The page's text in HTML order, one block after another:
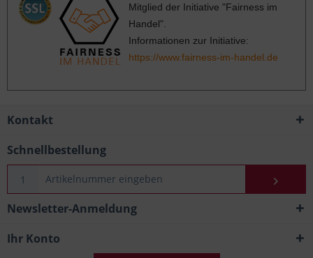
Mitglied der Initiative "Fairness im
Handel".
Informationen zur Initiative:
https://www.fairness-im-handel.de
Kontakt
Schnellbestellung
Newsletter-Anmeldung
Ihr Konto